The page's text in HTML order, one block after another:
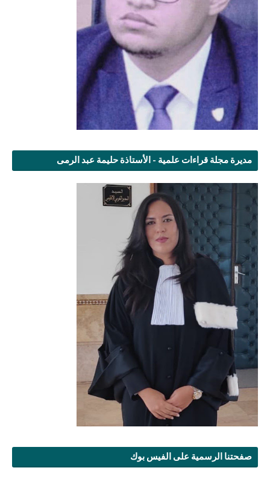
مديرة مجلة قراءات علمية - الأستاذة حليمة عبد الرمى
صفحتنا الرسمية على الفيس بوك